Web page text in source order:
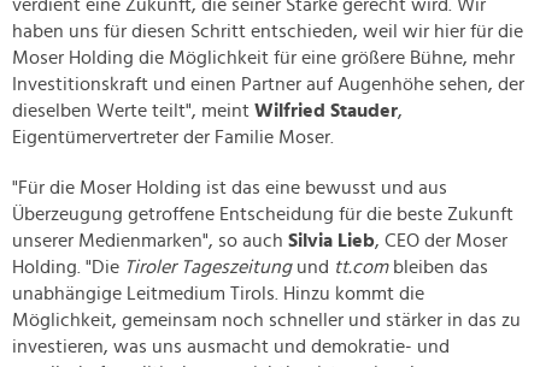
verdient eine Zukunft, die seiner Stärke gerecht wird. Wir
haben uns für diesen Schritt entschieden, weil wir hier für die
Moser Holding die Möglichkeit für eine größere Bühne, mehr
Investitionskraft und einen Partner auf Augenhöhe sehen, der
dieselben Werte teilt", meint Wilfried Stauder,
Eigentümervertreter der Familie Moser.
"Für die Moser Holding ist das eine bewusst und aus
Überzeugung getroffene Entscheidung für die beste Zukunft
unserer Medienmarken", so auch Silvia Lieb, CEO der Moser
Holding. "Die Tiroler Tageszeitungund tt.com bleiben das
unabhängige Leitmedium Tirols. Hinzu kommt die
Möglichkeit, gemeinsam noch schneller und stärker in das zu
investieren, was uns ausmacht und demokratie- und